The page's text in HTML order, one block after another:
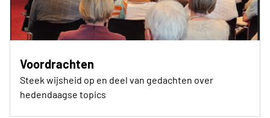
Voordrachten
Steek wijsheid op en deel van gedachten over
hedendaagse topics